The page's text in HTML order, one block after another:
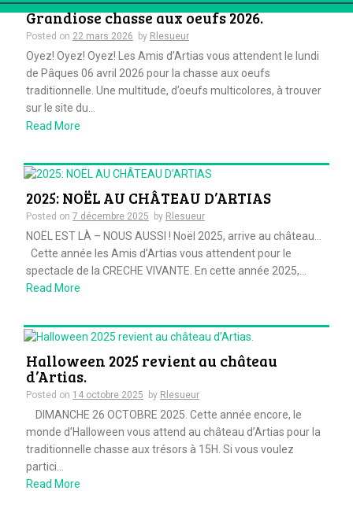
Grandiose chasse aux oeufs 2026.
Posted on 22 mars 2026 by Rlesueur
Oyez! Oyez! Oyez! Les Amis d’Artias vous attendent le lundi
de Pâques 06 avril 2026 pour la chasse aux oeufs
traditionnelle. Une multitude, d’oeufs multicolores, à trouver
sur le site du...
Read More
2025: NOËL AU CHÂTEAU D’ARTIAS
Posted on 7 décembre 2025 by Rlesueur
NOËL EST LÀ – NOUS AUSSI ! Noël 2025, arrive au château…
Cette année les Amis d’Artias vous attendent pour le
spectacle de la CRECHE VIVANTE. En cette année 2025,...
Read More
Halloween 2025 revient au château
d’Artias.
Posted on 14 octobre 2025 by Rlesueur
DIMANCHE 26 OCTOBRE 2025. Cette année encore, le
monde d’Halloween vous attend au château d’Artias pour la
traditionnelle chasse aux trésors à 15H. Si vous voulez
partici...
Read More